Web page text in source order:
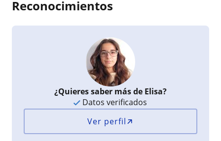
Reconocimientos
¿Quieres saber más de Elisa?
Datos verificados
Ver perfil